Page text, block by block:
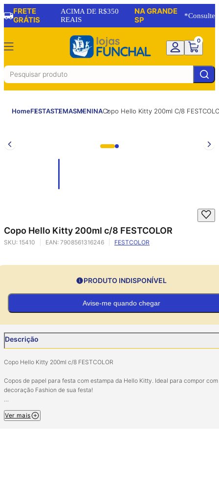
FRETE
GRÁTIS
ACIMA DE R$350
REAIS
NA GRANDE
SP
*Consulte
0
HomeFESTASTEMASMENINACopo Hello Kitty 200ml C/8
Copo Hello Kitty 200ml c/8 FESTCOLOR
SKU: 15410 EAN: 7908561316246 FESTCOLOR
PRODUTO INDISPONÍVEL
Avise-me quando chegar
Descrição
Copo Hello Kitty 200ml c/8 FESTCOLOR
Copos de papel para festa com estampa da Hello Kitty. Ideal para compor com
decoração Fashion de sua festa!
Composição: Papel
Ver mais